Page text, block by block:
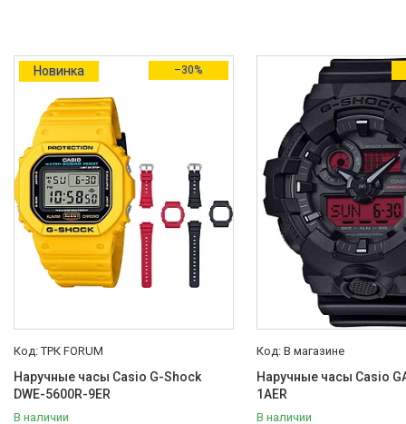
Casio Baby G and Sport
G-Shock G-Steel
Часы G-Shock Premium
Часы Casio G-Shock Mudmaster
и Rangeman
Часы Casio EDIFICE
Casio - Мужские классические
часы
Часы Casio Pro Trek
Atlantic (Швейцария,est 1888)
Часы Casio Retro
Часы ORIENT
Часы Восток (Чистопольский
завод)
Новинка –30%
ТРК FORUM
Наручные часы Casio G-Shock
DWE-5600R-9ER
В наличии
В магазине
Наручные часы Casio
1AER
В наличии